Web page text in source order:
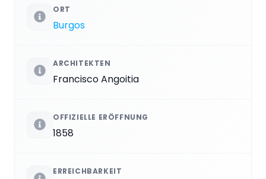
ORT
Burgos
ARCHITEKTEN
Francisco Angoitia
OFFIZIELLE ERÖFFNUNG
1858
ERREICHBARKEIT